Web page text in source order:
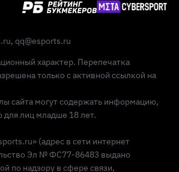
qq@esports.ru
характер. Перепечатка
только с активной ссылкой на
сайта могут содержать информацию,
для лиц младше 18 лет.
(адрес в сети интернет
Эл № ФС77-86483 выдано
по надзору в сфере связи,